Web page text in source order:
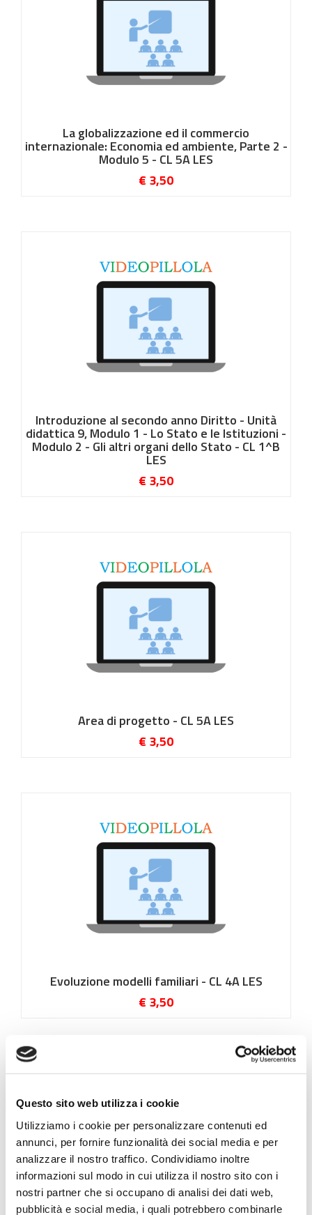
Questo sito web utilizza i cookie
Utilizziamo i cookie per personalizzare contenuti ed
annunci, per fornire funzionalità dei social media e per
analizzare il nostro traffico. Condividiamo inoltre
informazioni sul modo in cui utilizza il nostro sito con i
nostri partner che si occupano di analisi dei dati web,
pubblicità e social media, i quali potrebbero combinarle
La globalizzazione ed il commercio
internazionale: Economia ed ambiente, Parte 2 -
Modulo 5 - CL 5A LES
€ 3,50
Introduzione al secondo anno Diritto - Unità
didattica 9, Modulo 1 - Lo Stato e le Istituzioni -
Modulo 2 - Gli altri organi dello Stato - CL 1^B
LES
€ 3,50
Area di progetto - CL 5A LES
€ 3,50
Evoluzione modelli familiari - CL 4A LES
€ 3,50